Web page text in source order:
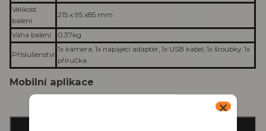
Velikost
balení
215 x 95 x85 mm
Váha balení 0.37kg
Příslušenství
1x kamera, 1x napájecí adaptér, 1x USB kabel, 1x šroubky, 1x
příručka
Mobilní aplikace